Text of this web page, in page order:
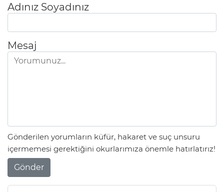
Adınız Soyadınız
Mesaj
Gönderilen yorumların küfür, hakaret ve suç unsuru
içermemesi gerektiğini okurlarımıza önemle hatırlatırız!
Gönder